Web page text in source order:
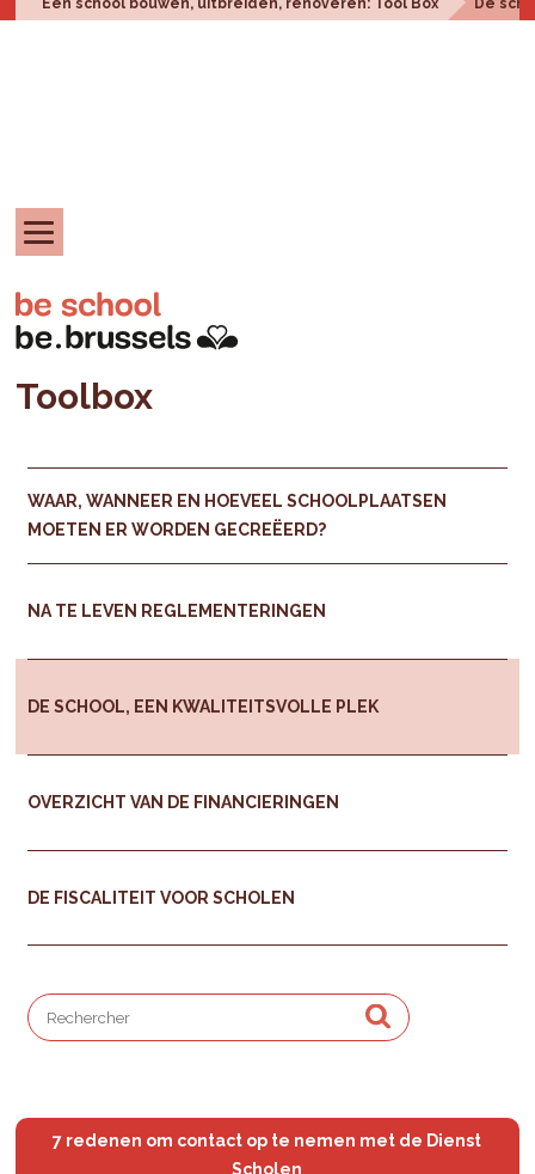
Een school bouwen, uitbreiden, renoveren: Tool Box De
Toolbox
WAAR, WANNEER EN HOEVEEL SCHOOLPLAATSEN
MOETEN ER WORDEN GECREËERD?
NA TE LEVEN REGLEMENTERINGEN
DE SCHOOL, EEN KWALITEITSVOLLE PLEK
OVERZICHT VAN DE FINANCIERINGEN
DE FISCALITEIT VOOR SCHOLEN
7 redenen om contact op te nemen met de Dienst
Scholen